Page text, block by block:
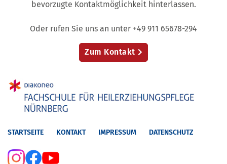
bevorzugte Kontaktmöglichkeit hinterlassen.
Oder rufen Sie uns an unter +49 911 65678-294
Zum Kontakt
STARTSEITE KONTAKT IMPRESSUM DATENSCHUTZ